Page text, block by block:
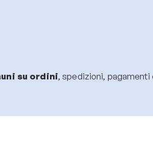
su ordini, spedizioni,